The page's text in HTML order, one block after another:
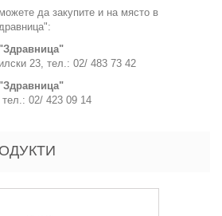
да закупите и на място в
23, тел.: 02/ 483 73 42
02/ 423 09 14